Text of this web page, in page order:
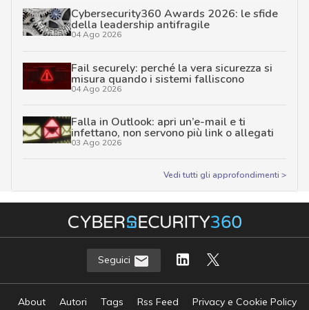
Cybersecurity360 Awards 2026: le sfide
della leadership antifragile
04 Ago 2026
Fail securely: perché la vera sicurezza si
misura quando i sistemi falliscono
04 Ago 2026
Falla in Outlook: apri un’e-mail e ti
infettano, non servono più link o allegati
03 Ago 2026
Vedi tutti gli approfondimenti >
Seguici
About Autori Tags Rss Feed
Privacy e Cookie Policy